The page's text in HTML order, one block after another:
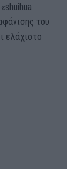
του
ελάχιστο